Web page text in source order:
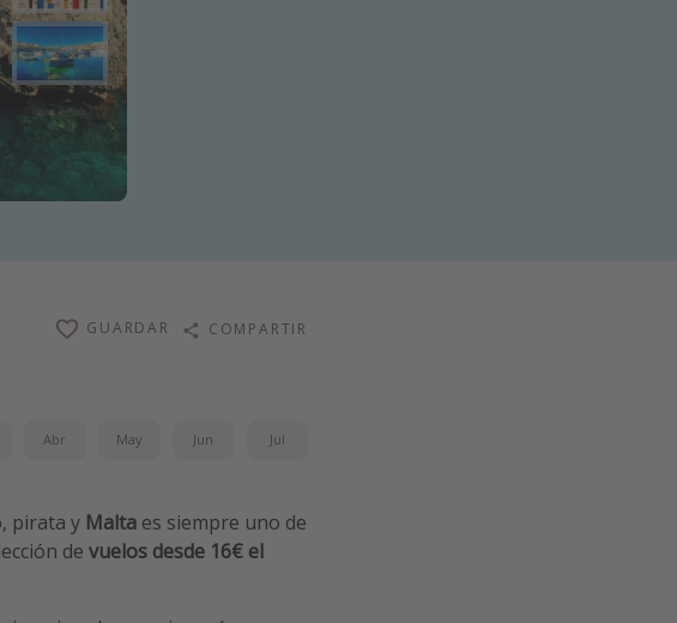
GUARDAR COMPARTIR
Abr May Jun Jul
pirata y Malta es siempre uno de
de vuelos desde 16€ el